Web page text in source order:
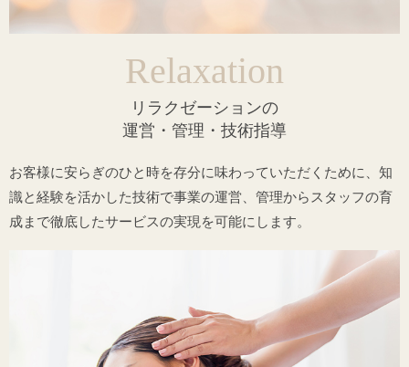
Relaxation
リラクゼーションの
運営・管理・技術指導
お客様に安らぎのひと時を存分に味わっていただくために、知
識と経験を活かした技術で事業の運営、管理からスタッフの育
成まで徹底したサービスの実現を可能にします。